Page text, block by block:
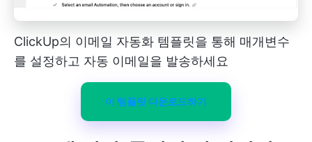
ClickUp의 이메일 자동화 템플릿을 통해 매개변수
를 설정하고 자동 이메일을 발송하세요
이 템플릿 다운로드하기